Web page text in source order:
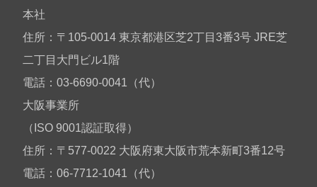
本社
住所：〒105-0014 東京都港区芝2丁目3番3号 JRE芝
二丁目大門ビル1階
電話：03-6690-0041（代）
大阪事業所
（ISO 9001認証取得）
住所：〒577-0022 大阪府東大阪市荒本新町3番12号
電話：06-7712-1041（代）